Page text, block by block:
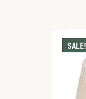
SALE!